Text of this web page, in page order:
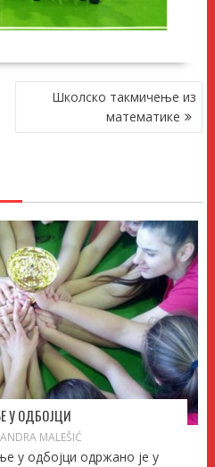
Школско такмичење из
математике
У ОДБОЈЦИ
MALEŠIĆ
у одбојци одржано је у